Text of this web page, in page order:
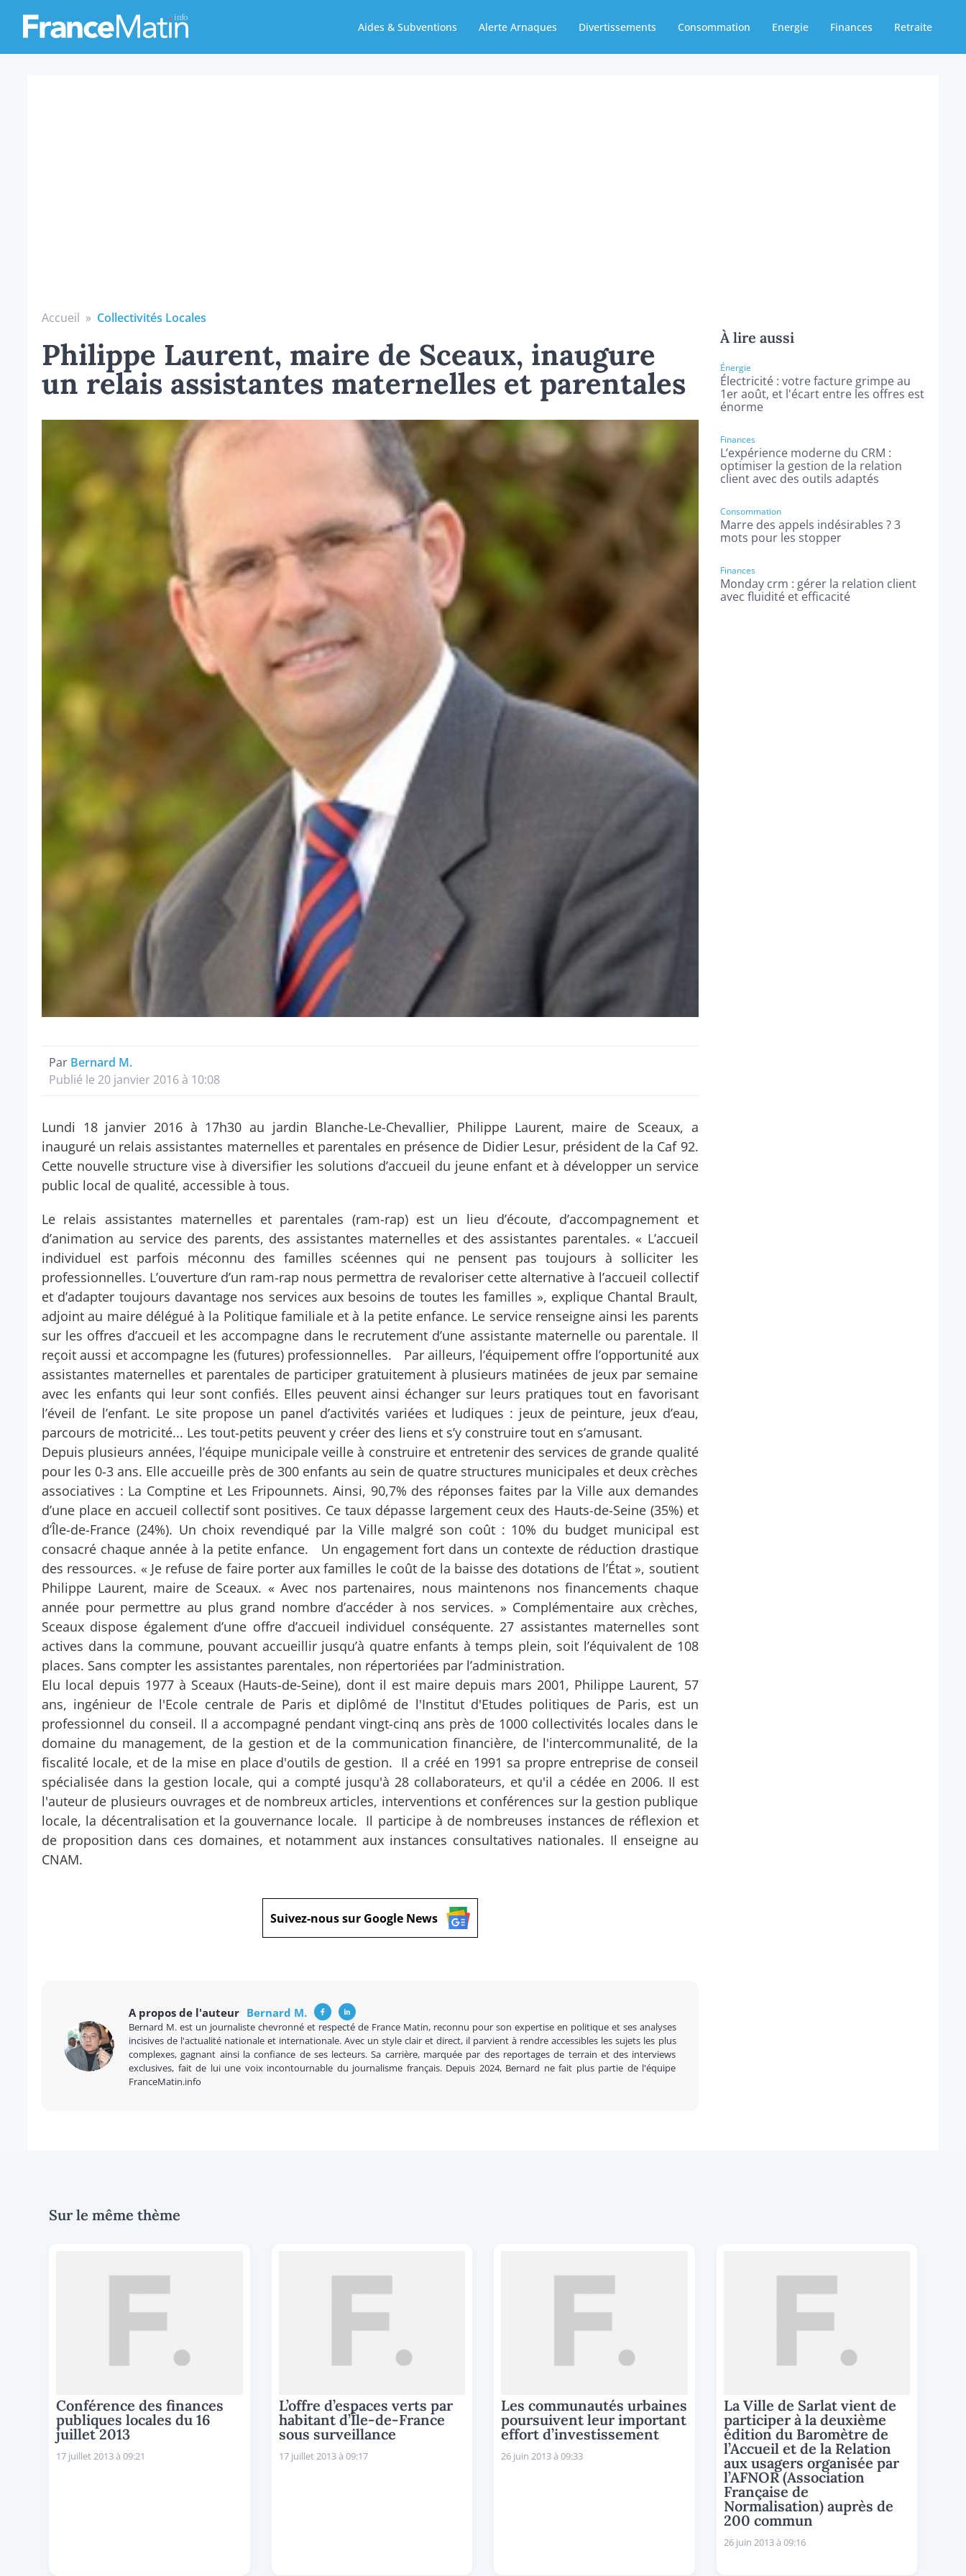
Aides & Subventions Alerte Arnaques Divertissements Consommation Energie Finances Retraite
Accueil » Collectivités Locales
Philippe Laurent, maire de Sceaux, inaugure
un relais assistantes maternelles et parentales
Par Bernard M.
Publié le 20 janvier 2016 à 10:08
Lundi 18 janvier 2016 à 17h30 au jardin Blanche-Le-Chevallier, Philippe Laurent, maire de Sceaux, a
inauguré un relais assistantes maternelles et parentales en présence de Didier Lesur, président de la Caf 92.
Cette nouvelle structure vise à diversifier les solutions d’accueil du jeune enfant et à développer un service
public local de qualité, accessible à tous.
Le relais assistantes maternelles et parentales (ram-rap) est un lieu d’écoute, d’accompagnement et
d’animation au service des parents, des assistantes maternelles et des assistantes parentales. « L’accueil
individuel est parfois méconnu des familles scéennes qui ne pensent pas toujours à solliciter les
professionnelles. L’ouverture d’un ram-rap nous permettra de revaloriser cette alternative à l’accueil collectif
et d’adapter toujours davantage nos services aux besoins de toutes les familles », explique Chantal Brault,
adjoint au maire délégué à la Politique familiale et à la petite enfance. Le service renseigne ainsi les parents
sur les offres d’accueil et les accompagne dans le recrutement d’une assistante maternelle ou parentale. Il
reçoit aussi et accompagne les (futures) professionnelles. Par ailleurs, l’équipement offre l’opportunité aux
assistantes maternelles et parentales de participer gratuitement à plusieurs matinées de jeux par semaine
avec les enfants qui leur sont confiés. Elles peuvent ainsi échanger sur leurs pratiques tout en favorisant
l’éveil de l’enfant. Le site propose un panel d’activités variées et ludiques : jeux de peinture, jeux d’eau,
parcours de motricité... Les tout-petits peuvent y créer des liens et s’y construire tout en s’amusant.
Depuis plusieurs années, l’équipe municipale veille à construire et entretenir des services de grande qualité
pour les 0-3 ans. Elle accueille près de 300 enfants au sein de quatre structures municipales et deux crèches
associatives : La Comptine et Les Fripounnets. Ainsi, 90,7% des réponses faites par la Ville aux demandes
d’une place en accueil collectif sont positives. Ce taux dépasse largement ceux des Hauts-de-Seine (35%) et
d’Île-de-France (24%). Un choix revendiqué par la Ville malgré son coût : 10% du budget municipal est
consacré chaque année à la petite enfance. Un engagement fort dans un contexte de réduction drastique
des ressources. « Je refuse de faire porter aux familles le coût de la baisse des dotations de l’État », soutient
Philippe Laurent, maire de Sceaux. « Avec nos partenaires, nous maintenons nos financements chaque
année pour permettre au plus grand nombre d’accéder à nos services. » Complémentaire aux crèches,
Sceaux dispose également d’une offre d’accueil individuel conséquente. 27 assistantes maternelles sont
actives dans la commune, pouvant accueillir jusqu’à quatre enfants à temps plein, soit l’équivalent de 108
places. Sans compter les assistantes parentales, non répertoriées par l’administration.
Elu local depuis 1977 à Sceaux (Hauts-de-Seine), dont il est maire depuis mars 2001, Philippe Laurent, 57
ans, ingénieur de l'Ecole centrale de Paris et diplômé de l'Institut d'Etudes politiques de Paris, est un
professionnel du conseil. Il a accompagné pendant vingt-cinq ans près de 1000 collectivités locales dans le
domaine du management, de la gestion et de la communication financière, de l'intercommunalité, de la
fiscalité locale, et de la mise en place d'outils de gestion. Il a créé en 1991 sa propre entreprise de conseil
spécialisée dans la gestion locale, qui a compté jusqu'à 28 collaborateurs, et qu'il a cédée en 2006. Il est
l'auteur de plusieurs ouvrages et de nombreux articles, interventions et conférences sur la gestion publique
locale, la décentralisation et la gouvernance locale. Il participe à de nombreuses instances de réflexion et
de proposition dans ces domaines, et notamment aux instances consultatives nationales. Il enseigne au
CNAM.
Suivez-nous sur Google News
A propos de l'auteur Bernard M.
Bernard M. est un journaliste chevronné et respecté de France Matin, reconnu pour son expertise en politique et ses analyses
incisives de l'actualité nationale et internationale. Avec un style clair et direct, il parvient à rendre accessibles les sujets les plus
complexes, gagnant ainsi la confiance de ses lecteurs. Sa carrière, marquée par des reportages de terrain et des interviews
exclusives, fait de lui une voix incontournable du journalisme français. Depuis 2024, Bernard ne fait plus partie de l'équipe
FranceMatin.info
À lire aussi
Énergie
Électricité : votre facture grimpe au
1er août, et l'écart entre les offres est
énorme
Finances
L’expérience moderne du CRM :
optimiser la gestion de la relation
client avec des outils adaptés
Consommation
Marre des appels indésirables ? 3
mots pour les stopper
Finances
Monday crm : gérer la relation client
avec fluidité et efficacité
Sur le même thème
Conférence des finances
publiques locales du 16
juillet 2013
17 juillet 2013 à 09:21
L’offre d’espaces verts par
habitant d’Île-de-France
sous surveillance
17 juillet 2013 à 09:17
Les communautés urbaines
poursuivent leur important
effort d’investissement
26 juin 2013 à 09:33
La Ville de Sarlat vient de
participer à la deuxième
édition du Baromètre de
l’Accueil et de la Relation
aux usagers organisée par
l’AFNOR (Association
Française de
Normalisation) auprès de
200 commun
26 juin 2013 à 09:16